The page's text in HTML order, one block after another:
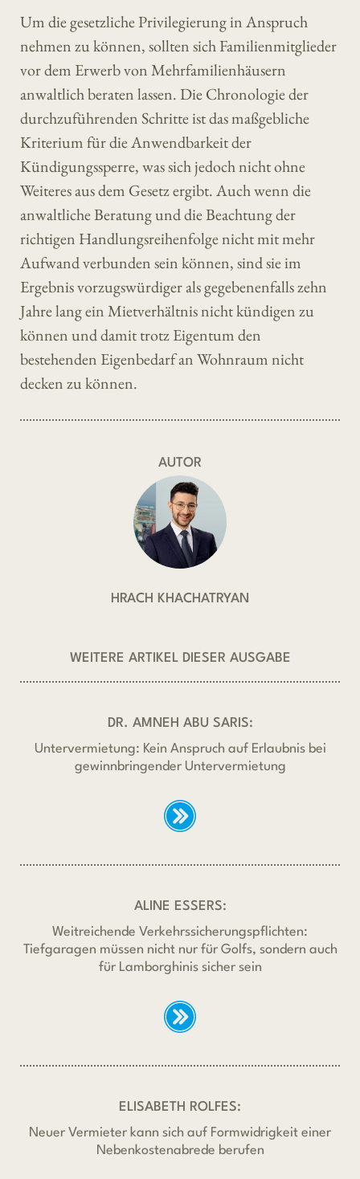
Um die gesetzliche Privilegierung in Anspruch
nehmen zu können, sollten sich Familienmitglieder
vor dem Erwerb von Mehrfamilienhäusern
anwaltlich beraten lassen. Die Chronologie der
durchzuführenden Schritte ist das maßgebliche
Kriterium für die Anwendbarkeit der
Kündigungssperre, was sich jedoch nicht ohne
Weiteres aus dem Gesetz ergibt. Auch wenn die
anwaltliche Beratung und die Beachtung der
richtigen Handlungsreihenfolge nicht mit mehr
Aufwand verbunden sein können, sind sie im
Ergebnis vorzugswürdiger als gegebenenfalls zehn
Jahre lang ein Mietverhältnis nicht kündigen zu
können und damit trotz Eigentum den
bestehenden Eigenbedarf an Wohnraum nicht
decken zu können.
AUTOR
HRACH KHACHATRYAN
WEITERE ARTIKEL DIESER AUSGABE
DR. AMNEH ABU SARIS:
Untervermietung: Kein Anspruch auf Erlaubnis bei
gewinnbringender Untervermietung
ALINE ESSERS:
Weitreichende Verkehrssicherungspflichten:
Tiefgaragen müssen nicht nur für Golfs, sondern auch
für Lamborghinis sicher sein
ELISABETH ROLFES:
Neuer Vermieter kann sich auf Formwidrigkeit einer
Nebenkostenabrede berufen